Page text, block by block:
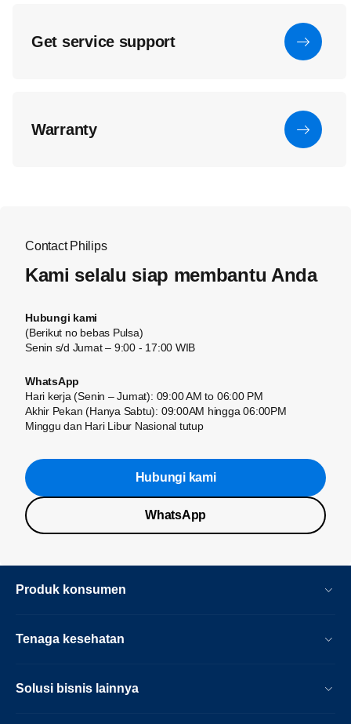
Get service support
Warranty
Contact Philips
Kami selalu siap membantu Anda
Hubungi kami
(Berikut no bebas Pulsa)
Senin s/d Jumat – 9:00 - 17:00 WIB
WhatsApp
Hari kerja (Senin – Jumat): 09:00 AM to 06:00 PM
Akhir Pekan (Hanya Sabtu): 09:00AM hingga 06:00PM
Minggu dan Hari Libur Nasional tutup
Hubungi kami
WhatsApp
Produk konsumen
Tenaga kesehatan
Solusi bisnis lainnya